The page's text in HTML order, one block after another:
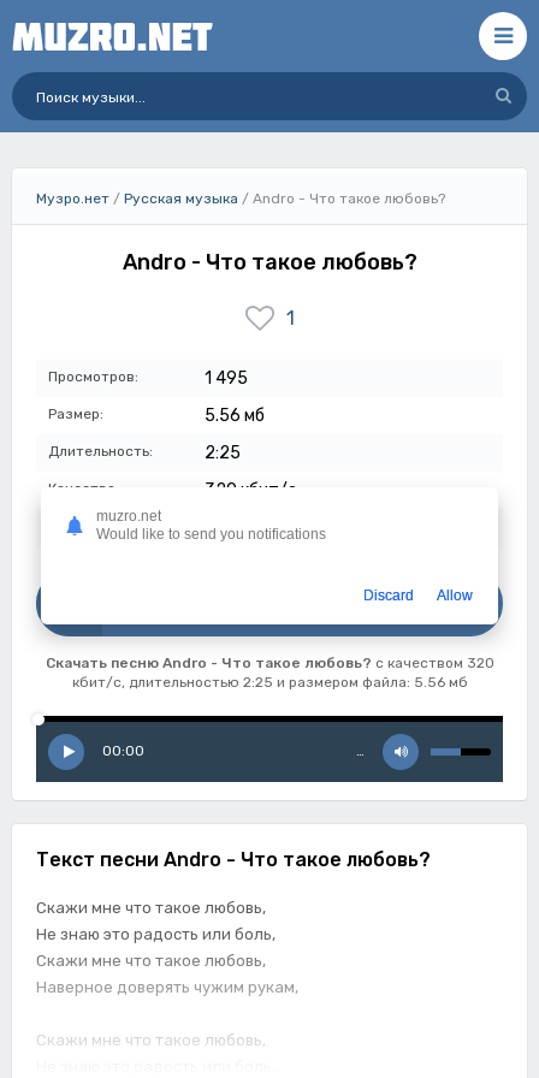
Музро.нет / Русская музыка / Andro - Что такое любовь?
Andro - Что такое любовь?
1
Просмотров: 1 495
Размер: 5.56 мб
Длительность: 2:25
Качество: 320 кбит/с
Дата: 05-08-2023
Скачать песню Andro - Что такое любовь? с качеством 320
кбит/с, длительностью 2:25 и размером файла: 5.56 мб
00:00 …
Текст песни Andro - Что такое любовь?
Скажи мне что такое любовь,
Не знаю это радость или боль,
Скажи мне что такое любовь,
Наверное доверять чужим рукам,
Скажи мне что такое любовь,
muzro.net
Would like to send you notifications
Discard Allow